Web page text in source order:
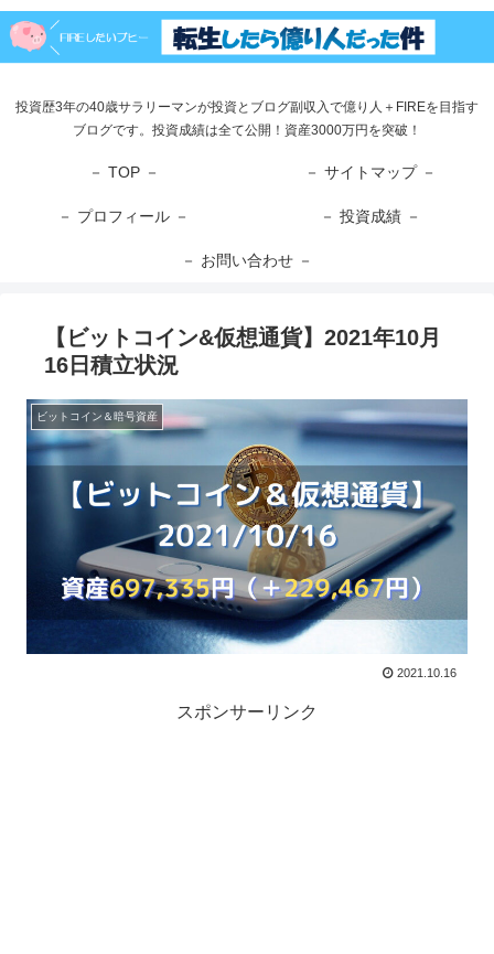
投資歴3年の40歳サラリーマンが投資とブログ副収入で億り人＋FIREを目指す
ブログです。投資成績は全て公開！資産3000万円を突破！
－ TOP － － サイトマップ －
－ プロフィール － － 投資成績 －
－ お問い合わせ －
【ビットコイン&仮想通貨】2021年10月
16日積立状況
ビットコイン＆暗号資産
2021.10.16
スポンサーリンク